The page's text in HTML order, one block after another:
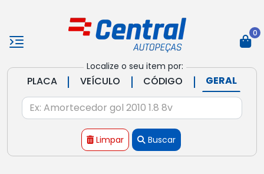
Localize o seu item por:
PLACA | VEÍCULO | CÓDIGO | GERAL
Limpar Buscar
0